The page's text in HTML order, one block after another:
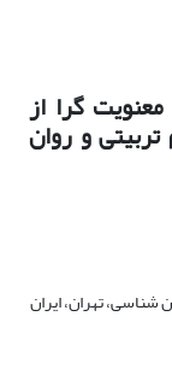
گرا از
و روان
شناسی، تهران، ایران